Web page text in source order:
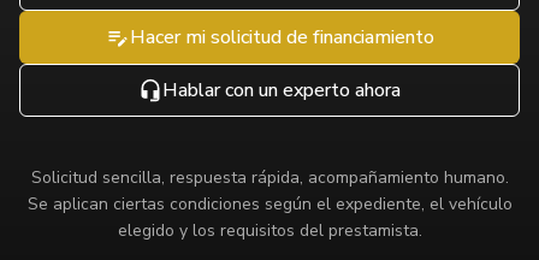
Hacer mi solicitud de financiamiento
Hablar con un experto ahora
Solicitud sencilla, respuesta rápida, acompañamiento humano.
Se aplican ciertas condiciones según el expediente, el vehículo
elegido y los requisitos del prestamista.